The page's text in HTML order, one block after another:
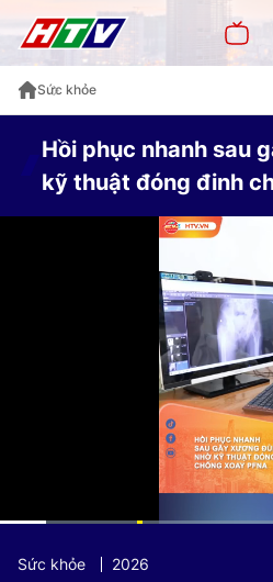
Sức khỏe
Hồi phục nhanh sau
kỹ thuật đóng đinh
Time
Sức khỏe
2026